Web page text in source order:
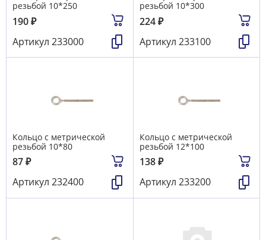
резьбой 10*250
190₽
Артикул 233000
резьбой 10*300
224₽
Артикул 233100
Кольцо с метрической
резьбой 10*80
87₽
Артикул 232400
Кольцо с метрической
резьбой 12*100
138₽
Артикул 233200